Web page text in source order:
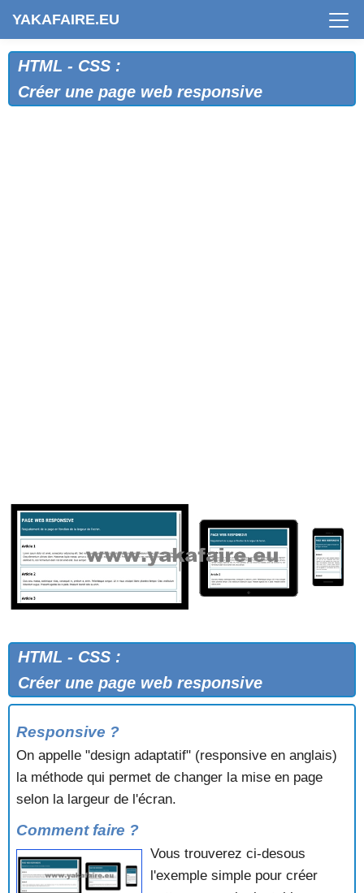
YAKAFAIRE.EU
HTML - CSS :
Créer une page web responsive
HTML - CSS :
Créer une page web responsive
Responsive ?
On appelle "design adaptatif" (responsive en anglais)
la méthode qui permet de changer la mise en page
selon la largeur de l'écran.
Comment faire ?
Vous trouverez ci-desous
l'exemple simple pour créer